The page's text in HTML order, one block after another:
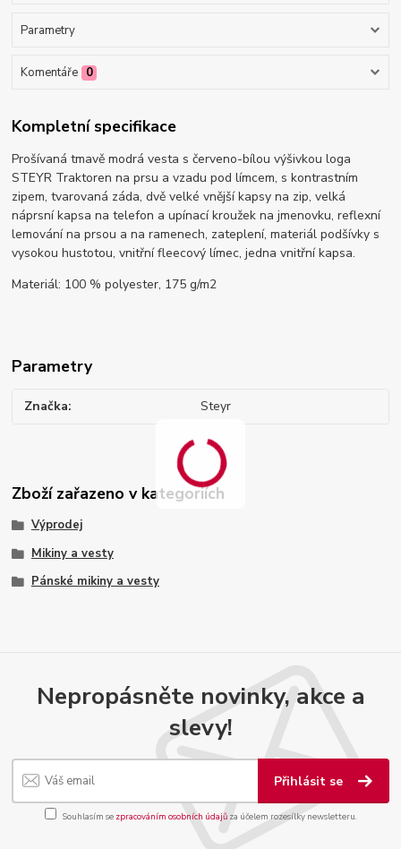
Parametry
Komentáře 0
Kompletní specifikace
Prošívaná tmavě modrá vesta s červeno-bílou výšivkou loga
STEYR Traktoren na prsu a vzadu pod límcem, s kontrastním
zipem, tvarovaná záda, dvě velké vnější kapsy na zip, velká
náprsní kapsa na telefon a upínací kroužek na jmenovku, reflexní
lemování na prsou a na ramenech, zateplení, materiál podšívky s
vysokou hustotou, vnitřní fleecový límec, jedna vnitřní kapsa.
Materiál: 100 % polyester, 175 g/m2
Parametry
Značka Steyr
Zboží zařazeno v kategoriích
Výprodej
Mikiny a vesty
Pánské mikiny a vesty
Nepropásněte novinky, akce a
slevy!
Přihlásit se
Souhlasím se zpracováním osobních údajůza účelem rozesílky newsletteru.